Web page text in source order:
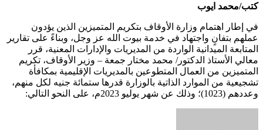
كتب/محمد ايوب
في إطار اهتمام وزارة الأوقاف بتكريم المتميزين الذين يؤدون
عملهم بتفانٍ واجتهاد في خدمة بيوت الله عز وجل، وبناءً على تقارير
المتابعة الميدانية الواردة من المديريات والإدارات المعنية، قرر
معالي الأستاذ الدكتور/ محمد مختار جمعة – وزير الأوقاف، تكريم
المتميزين من العمال المتطوعين بالمديريات الإقليمية بمكافأة
تشجيعية من الموارد الذاتية بالوزارة قدرها ستمائة جنيه لكل منهم،
وعددهم (1023)؛ وذلك عن شهر يوليو 2023م، على النحو التالي: